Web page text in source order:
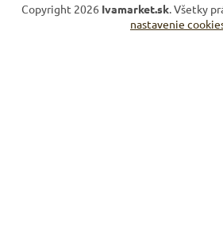
Copyright 2026 Ivamarket.sk. Všetky
nastavenie